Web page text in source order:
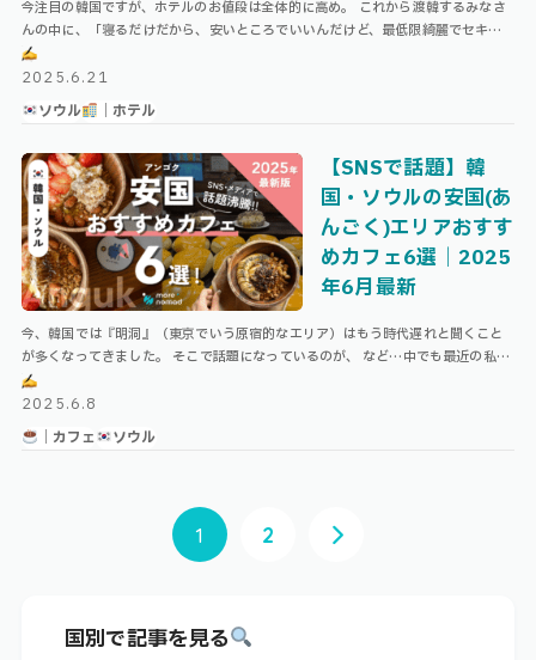
今注目の韓国ですが、ホテルのお値段は全体的に高め。 これから渡韓するみなさ
んの中に、「寝るだけだから、安いところでいいんだけど、最低限綺麗でセキュ
リティとロケーションは担保したい」と思っている方がいたら、今回の記事がお
役 …
2025.6.21
ソウル
｜ホテル
【SNSで話題】韓
国・ソウルの安国(あ
んごく)エリアおすす
めカフェ6選｜2025
年6月最新
今、韓国では『明洞』（東京でいう原宿的なエリア）はもう時代遅れと聞くこと
が多くなってきました。 そこで話題になっているのが、 など…中でも最近の私の
お気に入りは聖水（ソンス）・安国（アンゴク）です！ 本記事では、SNSや …
2025.6.8
｜カフェ
ソウル
1 2
国別で記事を見る